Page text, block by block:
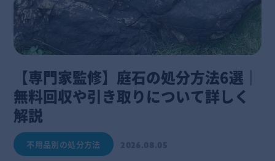
【専門家監修】庭石の処分方法6選｜
無料回収や引き取りについて詳しく
解説
不用品別の処分方法